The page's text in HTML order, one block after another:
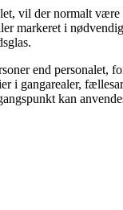
vil der normalt
markeret i
end personalet,
i gangarealer,
kan